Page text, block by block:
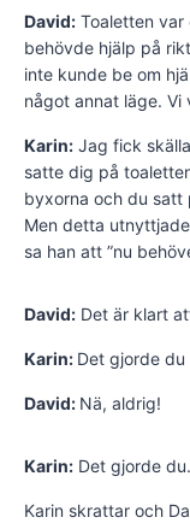
David: Toaletten
behövde hjälp på
inte kunde be om
något annat läge. Vi
Karin: Jag fick
satte dig på
byxorna och du satt
Men detta
sa han att ”nu
David: Det är klart
Karin: Det gjorde du
David: Nä, aldrig!
Karin: Det gjorde du.
Karin skrattar och